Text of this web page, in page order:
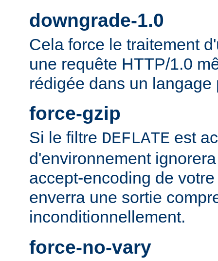
downgrade-1.0
Cela force le traitement
une requête HTTP/1.0
rédigée dans un langage
force-gzip
Si le filtre DEFLATE est
d'environnement
accept-encoding de
enverra une sortie
inconditionnellement.
force-no-vary